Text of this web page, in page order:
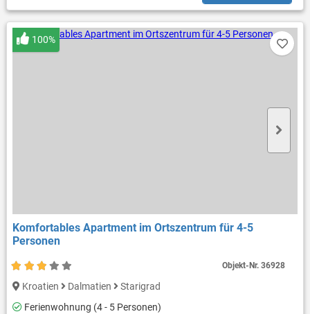
Komfortables Apartment im Ortszentrum für 4-5
Personen
100%
Kroatien Dalmatien
Starigrad
Ferienwohnung (4 - 5 Personen)
Objekt-Nr.36928